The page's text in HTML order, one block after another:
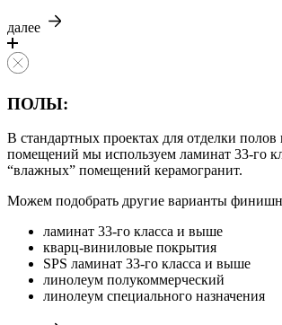
далее
ПОЛЫ:
В стандартных проектах для отделки полов
помещений мы используем ламинат 33-го
“влажных” помещений керамогранит.
Можем подобрать другие варианты
ламинат 33-го класса и выше
кварц-виниловые покрытия
SPS ламинат 33-го класса и выше
линолеум полукоммерческий
линолеум специального назначения